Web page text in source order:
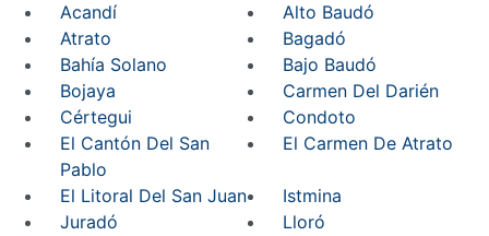
Acandí
Alto Baudó
Atrato
Bagadó
Bahía Solano
Bajo Baudó
Bojaya
Carmen Del Darién
Cértegui
Condoto
El Cantón Del San
Pablo
El Carmen De Atrato
El Litoral Del San Juan
Istmina
Juradó
Lloró